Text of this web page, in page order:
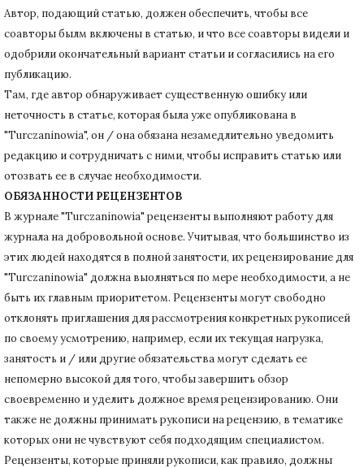
Автор, подающий статью, должен обеспечить, чтобы все
соавторы былм включены в статью, и что все соавторы видели и
одобрили окончательный вариант статьи и согласились на его
публикацию.
Там, где автор обнаруживает существенную ошибку или
неточность в статье, которая была уже опубликована в
"Turczaninowia", он / она обязана незамедлительно уведомить
редакцию и сотрудничать с ними, чтобы исправить статью или
отозвать ее в случае необходимости.
ОБЯЗАННОСТИ РЕЦЕНЗЕНТОВ
В журнале "Turczaninowia" рецензенты выполняют работу для
журнала на добровольной основе.Учитывая, что большинство из
этих людей находятся в полной занятости, их рецензирование для
"Turczaninowia" должна выолняться по мере необходимости, а не
быть их главным приоритетом. Рецензенты могут свободно
отклонять приглашения для рассмотрения конкретных рукописей
по своему усмотрению, например, если их текущая нагрузка,
занятость и / или другие обязательства могут сделать ее
непомерно высокой для того, чтобы завершить обзор
своевременно и уделить должное время рецензированию. Они
также не должны принимать рукописи на рецензию, в тематике
которых они не чувствуют себя подходящим специалистом.
Рецензенты, которые приняли рукописи, как правило, должны